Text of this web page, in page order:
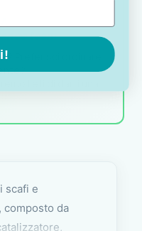
team
Preferisci ordinare
scafi e
composto da